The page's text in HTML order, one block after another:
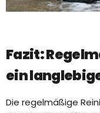
Fazit:
ein
Die regelmäßige